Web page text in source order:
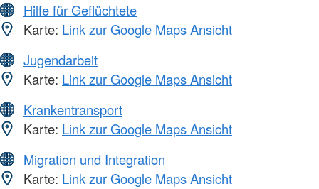
Hilfe für Geflüchtete
Karte: Link zur Google Maps Ansicht
Jugendarbeit
Karte: Link zur Google Maps Ansicht
Krankentransport
Karte: Link zur Google Maps Ansicht
Migration und Integration
Karte: Link zur Google Maps Ansicht